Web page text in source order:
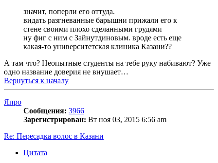
значит, поперли его оттуда.
видать разгневанные барышни прижали его к
стене своими плохо сделанными грудями
ну фиг с ним с Зайнутдиновым. вроде есть еще
какая-то университетская клиника Казани??
А там что? Неопытные студенты на тебе руку набивают? Уже
одно название доверия не внушает…
Вернуться к началу
Япро
Сообщения: 3966
Зарегистрирован: Вт ноя 03, 2015 6:56 am
Re: Пересадка волос в Казани
Цитата